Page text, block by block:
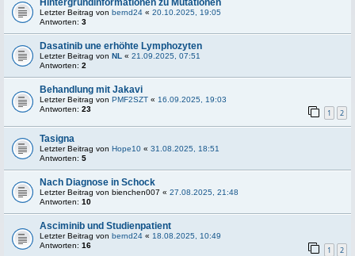
Letzter Beitrag von bernd24 « 20.10.2025, 19:05
Antworten: 3
Dasatinib une erhöhte Lymphozyten
Letzter Beitrag von NL « 21.09.2025, 07:51
Antworten: 2
Behandlung mit Jakavi
Letzter Beitrag von PMF2SZT « 16.09.2025, 19:03
Antworten: 23 1 2
Tasigna
Letzter Beitrag von Hope10 « 31.08.2025, 18:51
Antworten: 5
Nach Diagnose in Schock
Letzter Beitrag von bienchen007 « 27.08.2025, 21:48
Antworten: 10
Asciminib und Studienpatient
Letzter Beitrag von bernd24 « 18.08.2025, 10:49
Antworten: 16 1 2